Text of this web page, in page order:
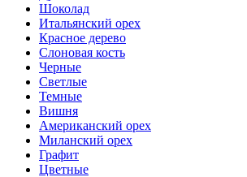
Шоколад
Итальянский орех
Красное дерево
Слоновая кость
Черные
Светлые
Темные
Вишня
Американский орех
Миланский орех
Графит
Цветные